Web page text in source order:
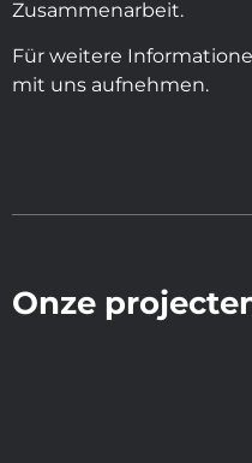
Zusammenarbeit.
Für weitere
mit uns aufnehmen.
Onze